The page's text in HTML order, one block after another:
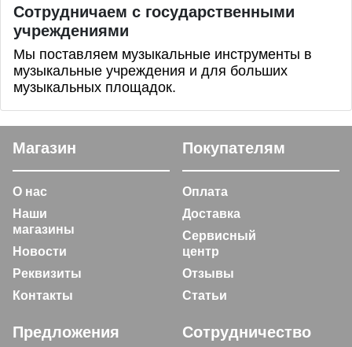
Сотрудничаем с государственными
учреждениями
Мы поставляем музыкальные инструменты в
музыкальные учреждения и для больших
музыкальных площадок.
Магазин
О нас
Наши
магазины
Новости
Реквизиты
Контакты
Покупателям
Оплата
Доставка
Сервисный
центр
Отзывы
Статьи
Предложения Сотрудничество